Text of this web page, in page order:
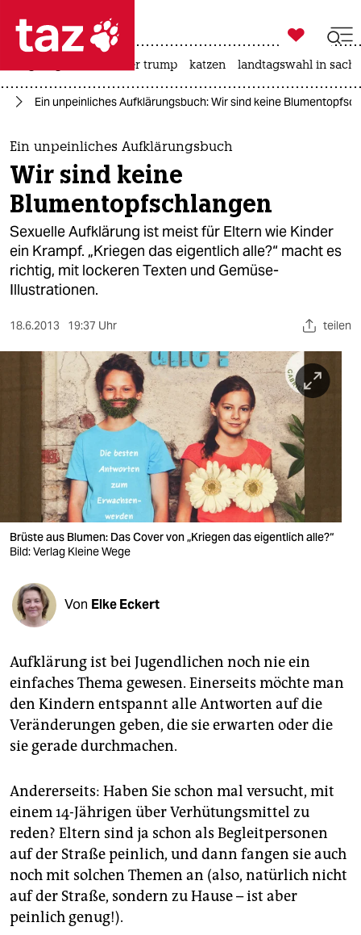
 taz zahl ich
taz zahl ich
themen
politik
öko
gesellschaft
kultur
sport
berlin
nord
wahrheit
verlag
verlag
veranstaltungen
fragen & hilfe
unterstützen
abo
genossenschaft
epaper login

taz zahl ich
usa unter trump katzen landtagswahl in
Ein unpeinliches Aufklärungsbuch: Wir sind keine
Ein unpeinliches Aufklärungsbuch
Wir sind keine
Blumentopfschlangen
Sexuelle Aufklärung ist meist für Eltern wie Kinder
ein Krampf. „Kriegen das eigentlich alle?“ macht es
richtig, mit lockeren Texten und Gemüse-
Illustrationen.
18.6.2013 19:37 Uhr teilen
Brüste aus Blumen: Das Cover von „Kriegen das eigentlich alle?“
Bild: Verlag Kleine Wege
Von Elke Eckert
Aufklärung ist bei Jugendlichen noch nie ein
einfaches Thema gewesen. Einerseits möchte man
den Kindern entspannt alle Antworten auf die
Veränderungen geben, die sie erwarten oder die
sie gerade durchmachen.
Andererseits: Haben Sie schon mal versucht, mit
einem 14-Jährigen über Verhütungsmittel zu
reden? Eltern sind ja schon als Begleitpersonen
auf der Straße peinlich, und dann fangen sie auch
noch mit solchen Themen an (also, natürlich nicht
auf der Straße, sondern zu Hause – ist aber
peinlich genug!).